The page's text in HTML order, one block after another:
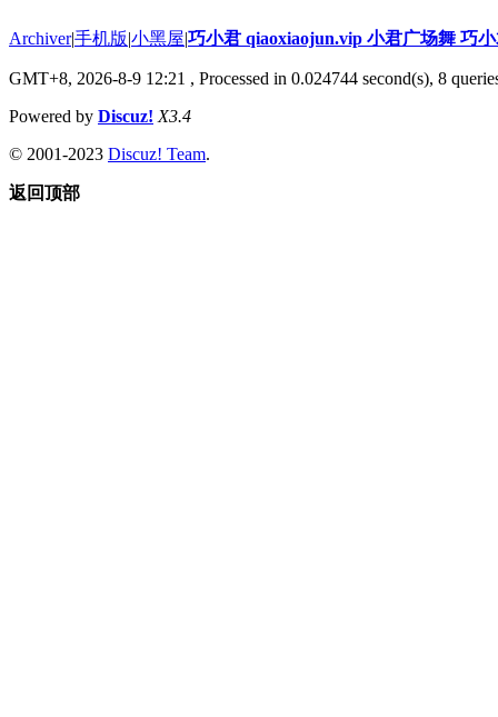
Archiver|手机版|小黑屋|巧小君 qiaoxiaojun.vip 小君广场舞 巧
GMT+8, 2026-8-9 12:21 , Processed in 0.024744 second(s), 8
Powered by Discuz! X3.4
© 2001-2023 Discuz! Team.
返回顶部